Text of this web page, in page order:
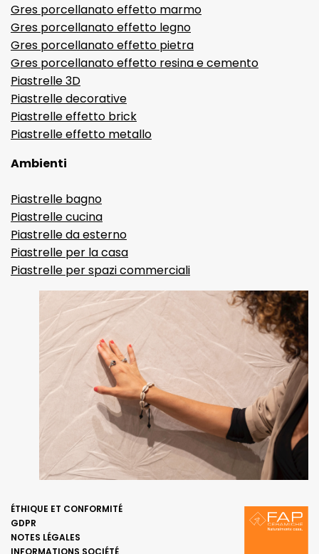
Gres porcellanato effetto marmo
Gres porcellanato effetto legno
Gres porcellanato effetto pietra
Gres porcellanato effetto resina e cemento
Piastrelle 3D
Piastrelle decorative
Piastrelle effetto brick
Piastrelle effetto metallo
Ambienti
Piastrelle bagno
Piastrelle cucina
Piastrelle da esterno
Piastrelle per la casa
Piastrelle per spazi commerciali
ÉTHIQUE ET CONFORMITÉ
GDPR
NOTES LÉGALES